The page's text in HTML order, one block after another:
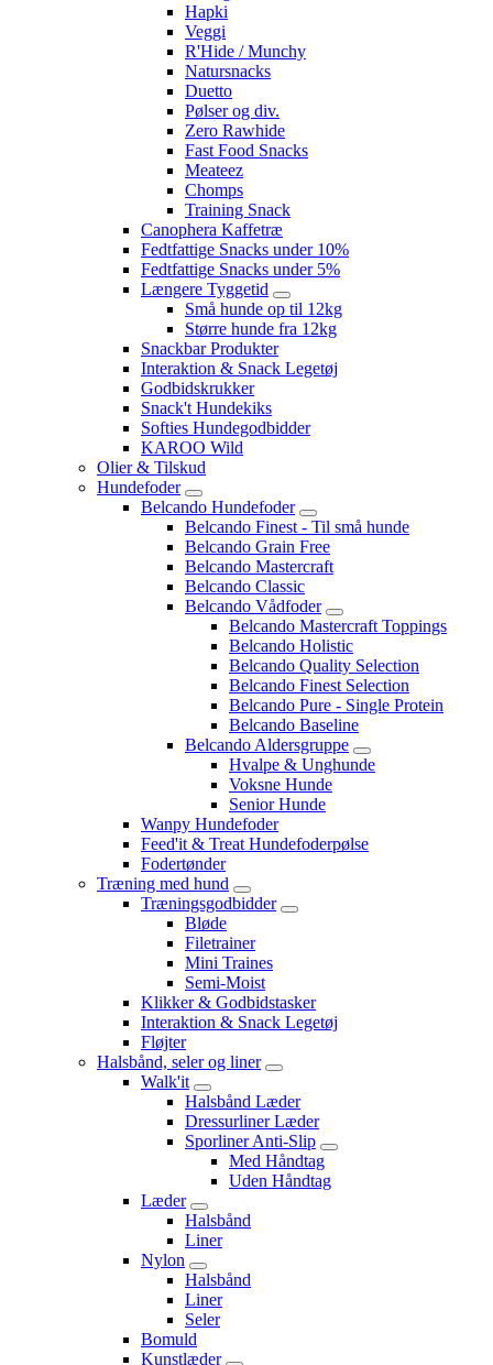
Hapki
Veggi
R'Hide / Munchy
Natursnacks
Duetto
Pølser og div.
Zero Rawhide
Fast Food Snacks
Meateez
Chomps
Training Snack
Canophera Kaffetræ
Fedtfattige Snacks under 10%
Fedtfattige Snacks under 5%
Længere Tyggetid
Små hunde op til 12kg
Større hunde fra 12kg
Snackbar Produkter
Interaktion & Snack Legetøj
Godbidskrukker
Snack't Hundekiks
Softies Hundegodbidder
KAROO Wild
Olier & Tilskud
Hundefoder
Belcando Hundefoder
Belcando Finest - Til små hunde
Belcando Grain Free
Belcando Mastercraft
Belcando Classic
Belcando Vådfoder
Belcando Mastercraft Toppings
Belcando Holistic
Belcando Quality Selection
Belcando Finest Selection
Belcando Pure - Single Protein
Belcando Baseline
Belcando Aldersgruppe
Hvalpe & Unghunde
Voksne Hunde
Senior Hunde
Wanpy Hundefoder
Feed'it & Treat Hundefoderpølse
Fodertønder
Træning med hund
Træningsgodbidder
Bløde
Filetrainer
Mini Traines
Semi-Moist
Klikker & Godbidstasker
Interaktion & Snack Legetøj
Fløjter
Halsbånd, seler og liner
Walk'it
Halsbånd Læder
Dressurliner Læder
Sporliner Anti-Slip
Med Håndtag
Uden Håndtag
Læder
Halsbånd
Liner
Nylon
Halsbånd
Liner
Seler
Bomuld
Kunstlæder